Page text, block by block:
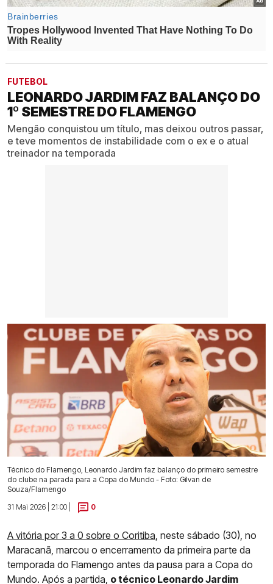
FUTEBOL
LEONARDO JARDIM FAZ BALANÇO DO
1º SEMESTRE DO FLAMENGO
Mengão conquistou um título, mas deixou outros passar,
e teve momentos de instabilidade com o ex e o atual
treinador na temporada
Técnico do Flamengo, Leonardo Jardim faz balanço do primeiro semestre
do clube na parada para a Copa do Mundo - Foto: Gilvan de
Souza/Flamengo
31 Mai 2026 | 21:00 |
0
A vitória por 3 a 0 sobre o Coritiba , neste sábado (30), no
Maracanã, marcou o encerramento da primeira parte da
temporada do Flamengo antes da pausa para a Copa do
Mundo. Após a partida, o técnico Leonardo Jardim